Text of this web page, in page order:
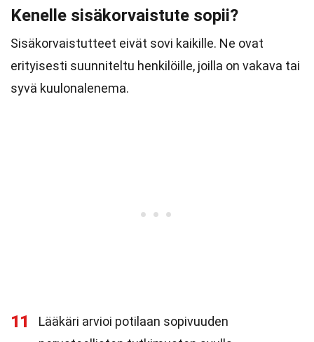
Kenelle sisäkorvaistute sopii?
Sisäkorvaistutteet eivät sovi kaikille. Ne ovat
erityisesti suunniteltu henkilöille, joilla on vakava tai
syvä kuulonalenema.
11
Lääkäri arvioi potilaan sopivuuden